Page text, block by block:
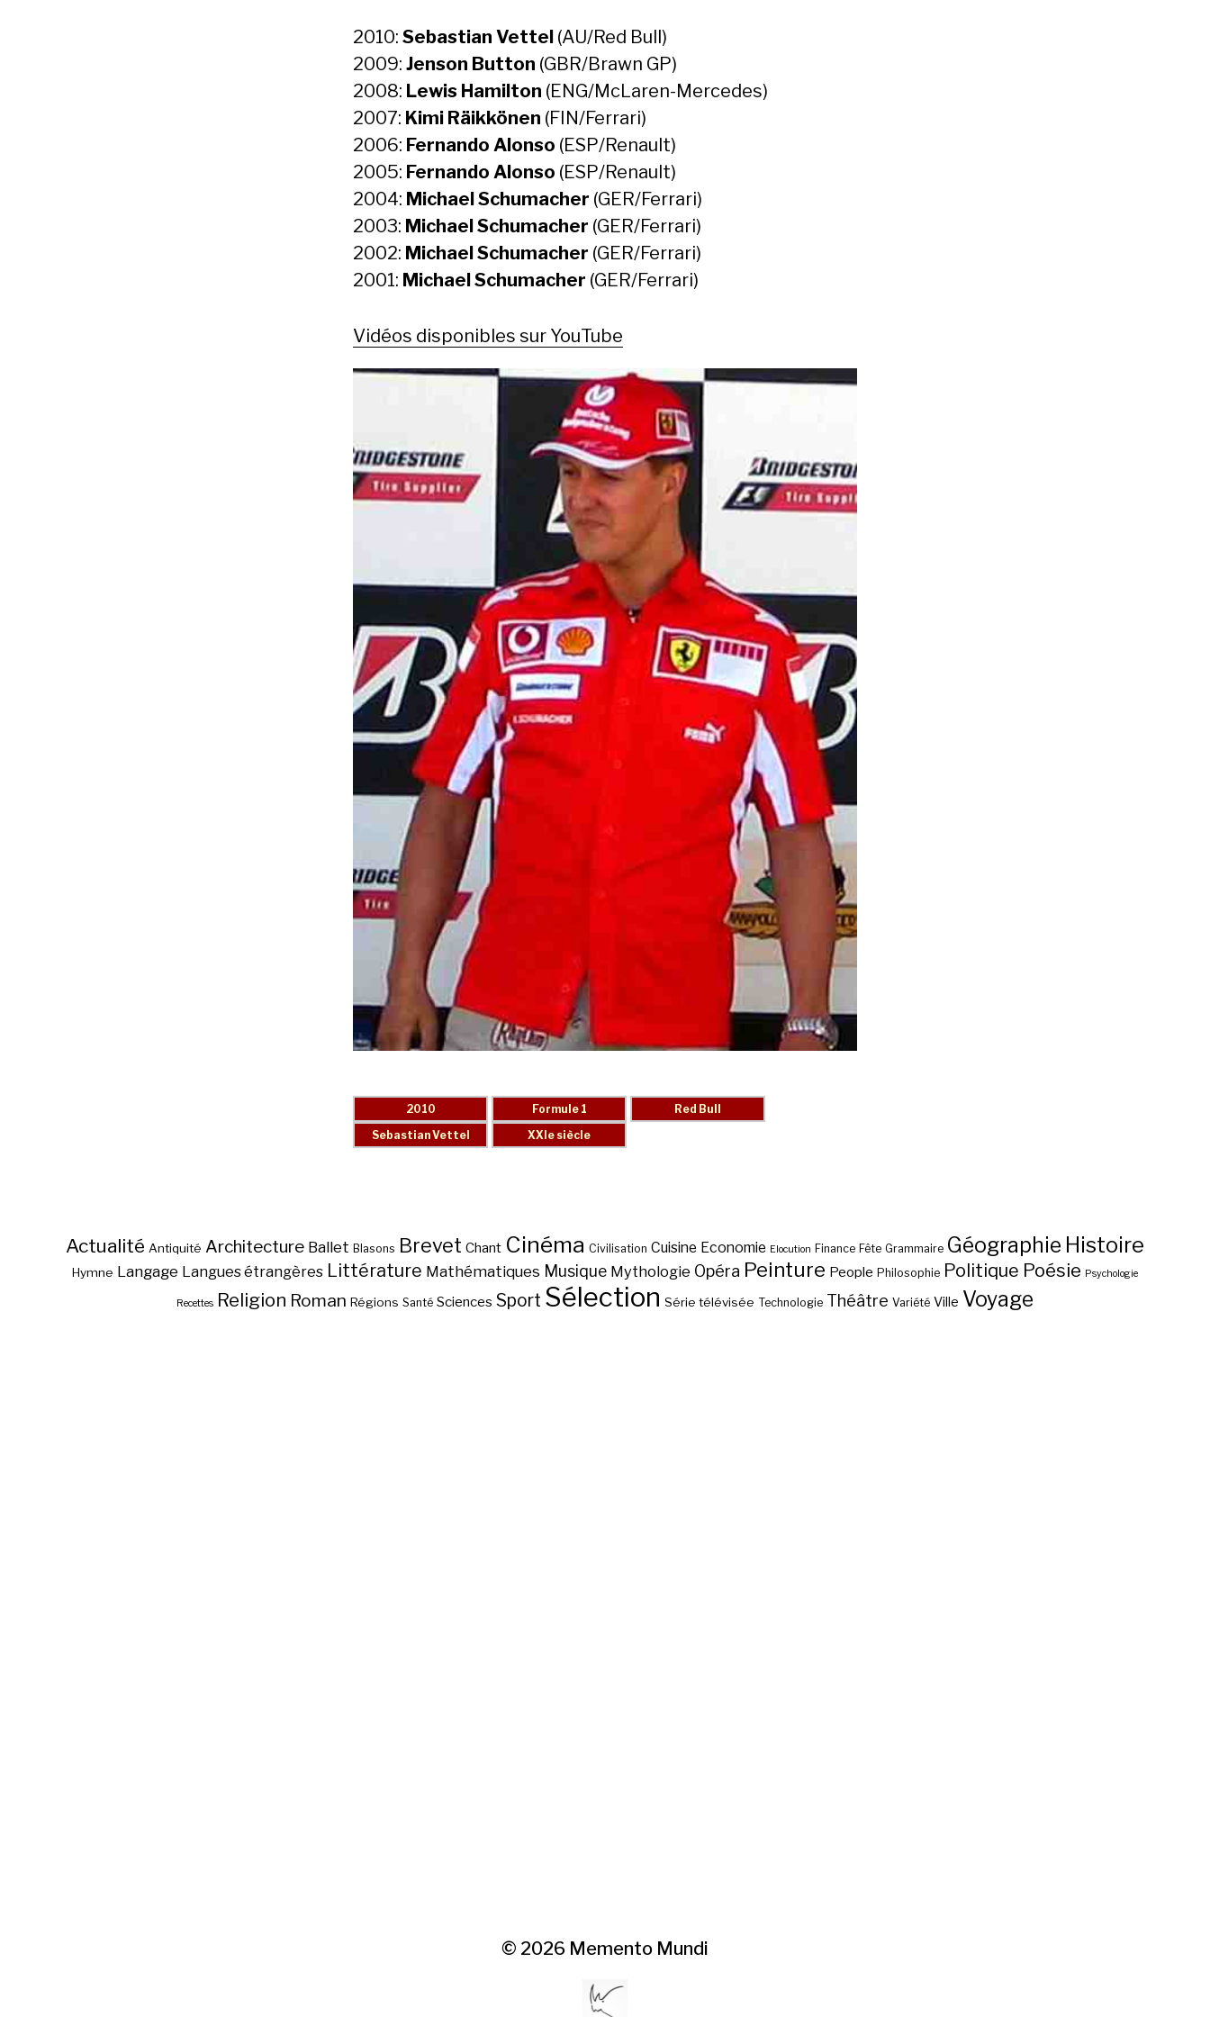
2010: Sebastian Vettel (AU/Red Bull)
2009: Jenson Button (GBR/Brawn GP)
2008: Lewis Hamilton (ENG/McLaren-Mercedes)
2007: Kimi Räikkönen (FIN/Ferrari)
2006: Fernando Alonso (ESP/Renault)
2005: Fernando Alonso (ESP/Renault)
2004: Michael Schumacher (GER/Ferrari)
2003: Michael Schumacher (GER/Ferrari)
2002: Michael Schumacher (GER/Ferrari)
2001: Michael Schumacher (GER/Ferrari)
Vidéos disponibles sur YouTube
Actualité Antiquité Architecture Ballet Blasons Brevet Chant Cinéma Civilisation Cuisine Economie Elocution Finance Fête Grammaire Géographie Histoire
Hymne Langage Langues étrangères Littérature Mathématiques Musique Mythologie Opéra Peinture People Philosophie Politique Poésie Psychologie
Recettes Religion Roman Régions Santé Sciences Sport Sélection Série télévisée Technologie Théâtre Variété Ville Voyage
© 2026 Memento Mundi